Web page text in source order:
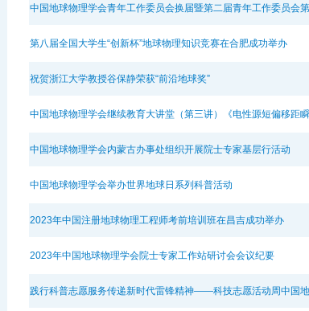
中国地球物理学会青年工作委员会换届暨第二届青年工作委员会
第八届全国大学生“创新杯”地球物理知识竞赛在合肥成功举办
祝贺浙江大学教授谷保静荣获“前沿地球奖”
中国地球物理学会继续教育大讲堂（第三讲）《电性源短偏移距
中国地球物理学会内蒙古办事处组织开展院士专家基层行活动
中国地球物理学会举办世界地球日系列科普活动
2023年中国注册地球物理工程师考前培训班在昌吉成功举办
2023年中国地球物理学会院士专家工作站研讨会会议纪要
践行科普志愿服务传递新时代雷锋精神——科技志愿活动周中国